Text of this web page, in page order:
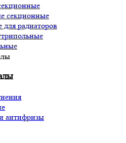
секционные
радиаторов
антифризы